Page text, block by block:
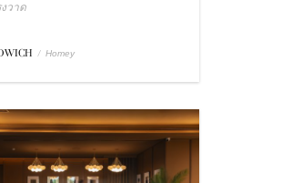
งวาด
/ Homey